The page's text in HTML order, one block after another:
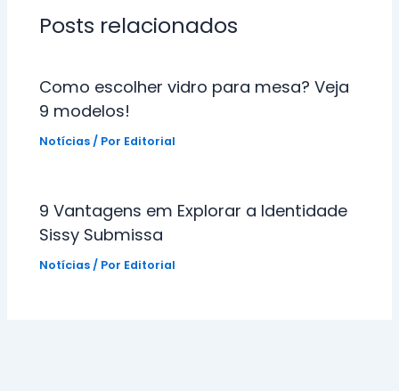
Posts relacionados
Como escolher vidro para mesa? Veja
9 modelos!
Notícias / Por Editorial
9 Vantagens em Explorar a Identidade
Sissy Submissa
Notícias / Por Editorial